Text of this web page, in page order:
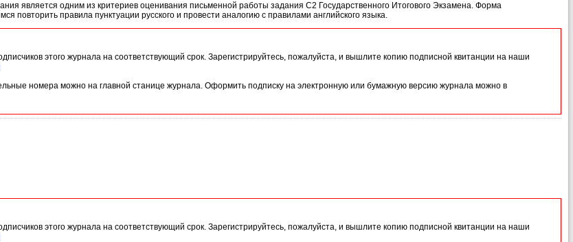
является одним из критериев оценивания письменной работы задания С2 Государственного Итогового Экзамена. Форма
повторить правила пунктуации русского и провести аналогию с правилами английского языка.
этого журнала на соответствующий срок. Зарегистрируйтесь, пожалуйста, и вышлите копию подписной квитанции на наши
номера можно на главной станице журнала. Оформить подписку на электронную или бумажную версию журнала можно в
этого журнала на соответствующий срок. Зарегистрируйтесь, пожалуйста, и вышлите копию подписной квитанции на наши